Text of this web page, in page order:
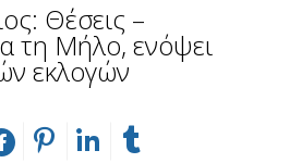
Θέσεις –
τη Μήλο, ενόψει
εκλογών